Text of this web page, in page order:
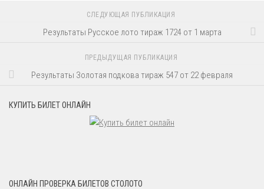
СЛЕДУЮЩАЯ ПУБЛИКАЦИЯ
Результаты Русское лото тираж 1724 от 1 марта
ПРЕДЫДУЩАЯ ПУБЛИКАЦИЯ
Результаты Золотая подкова тираж 547 от 22 февраля
КУПИТЬ БИЛЕТ ОНЛАЙН
ОНЛАЙН ПРОВЕРКА БИЛЕТОВ СТОЛОТО